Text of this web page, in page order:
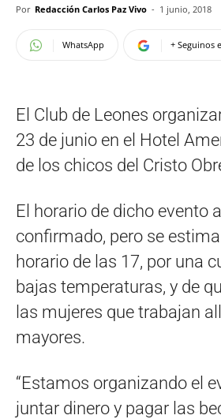
Por Redacción Carlos Paz Vivo - 1 junio, 2018
WhatsApp + Seguinos
El Club de Leones
23 de junio en el Hotel
de los chicos del Cristo
El horario de dicho evento
confirmado, pero se estima
horario de las 17, por una
bajas temperaturas, y de
las mujeres que trabajan
mayores.
“Estamos organizando el
juntar dinero y pagar las